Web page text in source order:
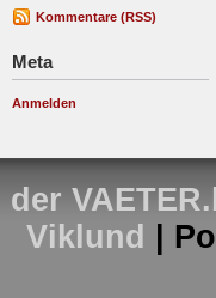
Kommentare (RSS)
Meta
Anmelden
der
Viklund
|